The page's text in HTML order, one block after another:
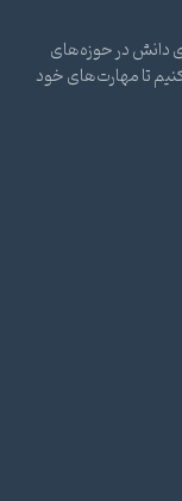
دانش در حوزه‌های
تا مهارت‌های خود